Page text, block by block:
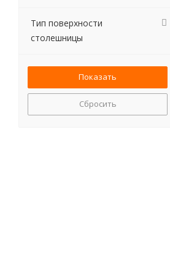
Тип поверхности
столешницы
Сбросить